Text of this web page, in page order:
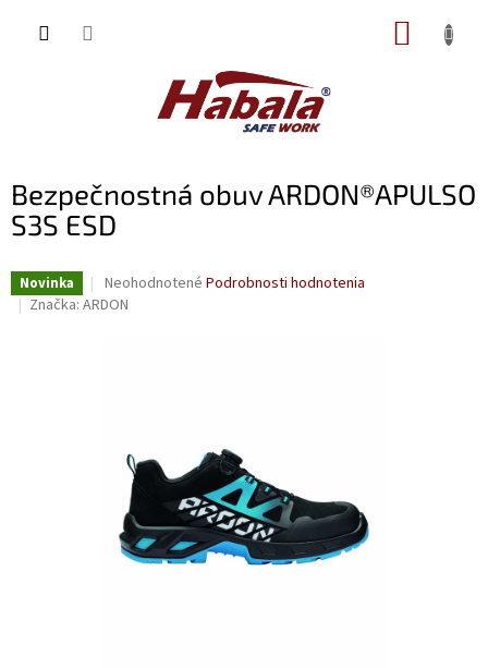
Bezpečnostná obuv ARDON®APULSO
S3S ESD
Novinka
Priemerné
hodnotenie
Neohodnotené Podrobnosti hodnotenia
Značka: ARDON